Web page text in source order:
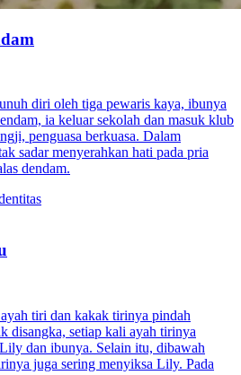
dendamKeluarga Fued